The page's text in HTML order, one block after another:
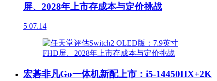
屏、2028年上市存成本与定价挑战
5 07.14
宏碁非凡Go一体机新配上市：i5-14450HX+2K